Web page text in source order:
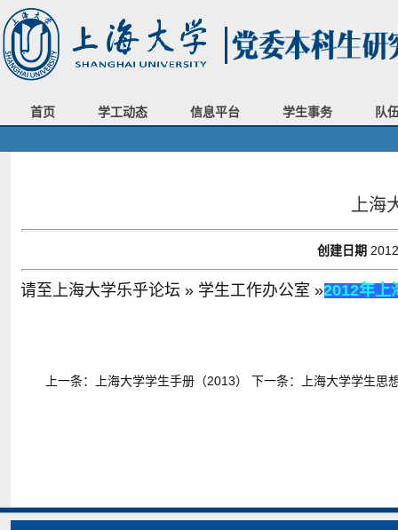
首页 学工动态 信息平台 学生事务 队
上海
创建日期
请至上海大学乐乎论坛 » 学生工作办公室 »2012年上
上一条： 上海大学学生手册（2013） 下一条： 上海大学学生思